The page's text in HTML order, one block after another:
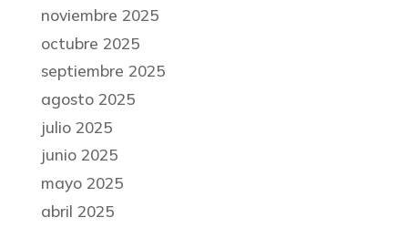
noviembre 2025
octubre 2025
septiembre 2025
agosto 2025
julio 2025
junio 2025
mayo 2025
abril 2025